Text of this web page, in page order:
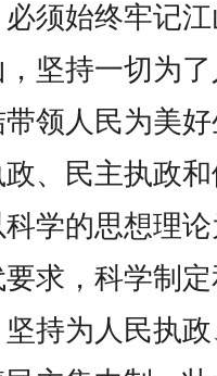
须始终牢记
坚持一切为
领人民为美
、民主执政
学的思想理
求，科学制
持为人民执